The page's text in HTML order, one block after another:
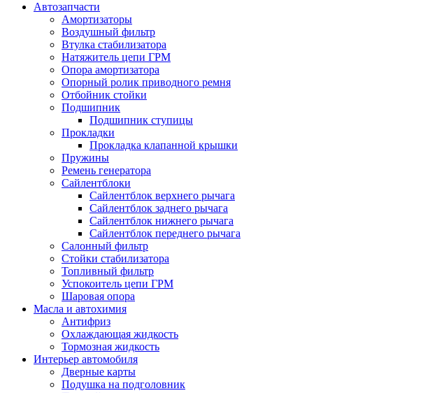
Автозапчасти
Амортизаторы
Воздушный фильтр
Втулка стабилизатора
Натяжитель цепи ГРМ
Опора амортизатора
Опорный ролик приводного ремня
Отбойник стойки
Подшипник
Подшипник ступицы
Прокладки
Прокладка клапанной крышки
Пружины
Ремень генератора
Сайлентблоки
Сайлентблок верхнего рычага
Сайлентблок заднего рычага
Сайлентблок нижнего рычага
Сайлентблок переднего рычага
Салонный фильтр
Стойки стабилизатора
Топливный фильтр
Успокоитель цепи ГРМ
Шаровая опора
Масла и автохимия
Антифриз
Охлаждающая жидкость
Тормозная жидкость
Интерьер автомобиля
Дверные карты
Подушка на подголовник